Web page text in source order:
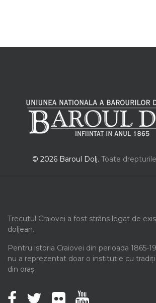
© 2026 Baroul Dolj. Toate
Trecutul Craiovei a fost strâns legat de
doljean.
Pentru istoria Craiovei din perioada 1865-
nu a reprezentat doar o instituție cu
din oraș.